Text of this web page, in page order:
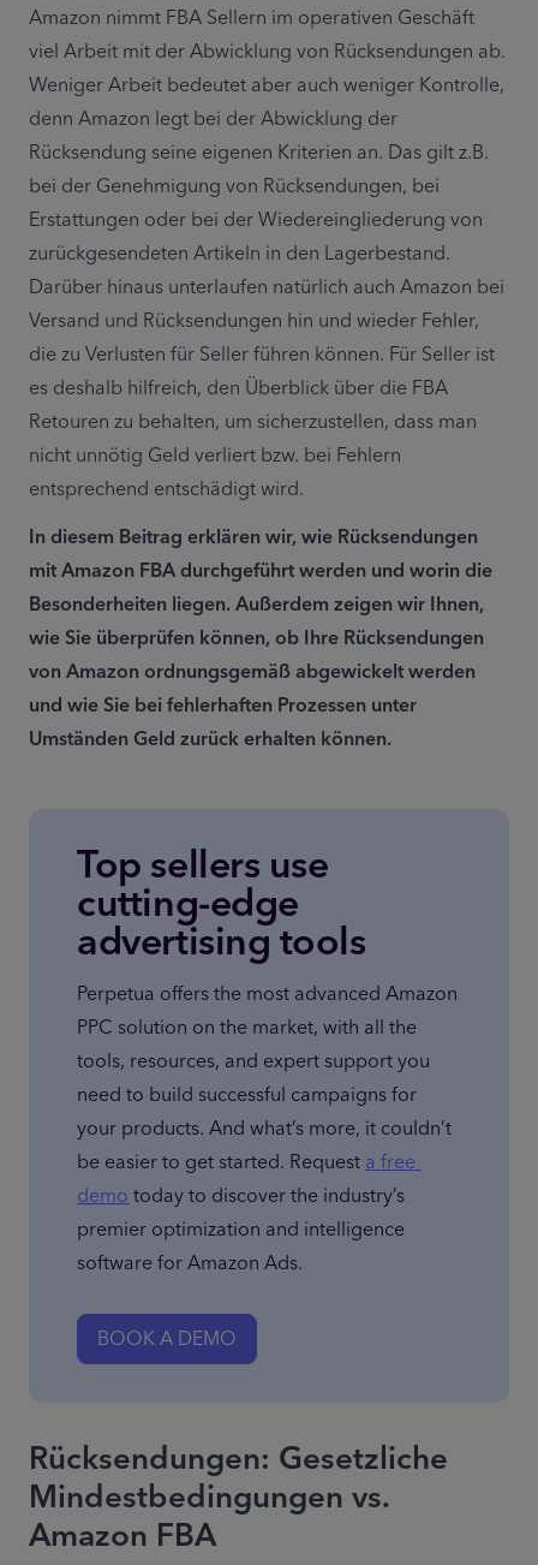
Amazon nimmt FBA Sellern im operativen Geschäft
viel Arbeit mit der Abwicklung von Rücksendungen ab.
Weniger Arbeit bedeutet aber auch weniger Kontrolle,
denn Amazon legt bei der Abwicklung der
Rücksendung seine eigenen Kriterien an. Das gilt z.B.
bei der Genehmigung von Rücksendungen, bei
Erstattungen oder bei der Wiedereingliederung von
zurückgesendeten Artikeln in den Lagerbestand.
Darüber hinaus unterlaufen natürlich auch Amazon bei
Versand und Rücksendungen hin und wieder Fehler,
die zu Verlusten für Seller führen können. Für Seller ist
es deshalb hilfreich, den Überblick über die FBA
Retouren zu behalten, um sicherzustellen, dass man
nicht unnötig Geld verliert bzw. bei Fehlern
entsprechend entschädigt wird.
In diesem Beitrag erklären wir, wie Rücksendungen
mit Amazon FBA durchgeführt werden und worin die
Besonderheiten liegen. Außerdem zeigen wir Ihnen,
wie Sie überprüfen können, ob Ihre Rücksendungen
von Amazon ordnungsgemäß abgewickelt werden
und wie Sie bei fehlerhaften Prozessen unter
Umständen Geld zurück erhalten können.
Top sellers use
cutting-edge
advertising tools
Perpetua offers the most advanced Amazon
PPC solution on the market, with all the
tools, resources, and expert support you
need to build successful campaigns for
your products. And what’s more, it couldn’t
be easier to get started. Request a free
demo today to discover the industry’s
premier optimization and intelligence
software for Amazon Ads.
BOOK A DEMO
Rücksendungen: Gesetzliche
Mindestbedingungen vs.
Amazon FBA